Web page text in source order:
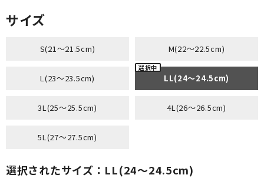
サイズ
S(21～21.5cm) M(22～22.5cm)
L(23～23.5cm) LL(24～24.5cm)
3L(25～25.5cm) 4L(26～26.5cm)
5L(27～27.5cm)
選択されたサイズ：LL(24～24.5cm)